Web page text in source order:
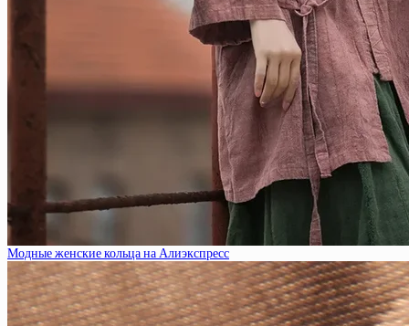
Модные женские кольца на Алиэкспресс